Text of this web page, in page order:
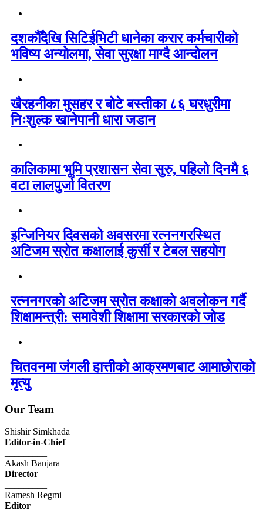
दशकौँदेखि सिटिईभिटी धानेका करार कर्मचारीको
भविष्य अन्योलमा, सेवा सुरक्षा माग्दै आन्दोलन
खैरहनीका मुसहर र बोटे बस्तीका ८६ घरधुरीमा
निःशुल्क खानेपानी धारा जडान
कालिकामा भूमि प्रशासन सेवा सुरु, पहिलो दिनमै ६
वटा लालपुर्जा वितरण
इन्जिनियर दिवसको अवसरमा रत्ननगरस्थित
अटिजम स्रोत कक्षालाई कुर्सी र टेबल सहयोग
रत्ननगरको अटिजम स्रोत कक्षाको अवलोकन गर्दै
शिक्षामन्त्री: समावेशी शिक्षामा सरकारको जोड
चितवनमा जंगली हात्तीको आक्रमणबाट आमाछोराको
मृत्यु
Our Team
Shishir Simkhada
Editor-in-Chief
Akash Banjara
Director
Ramesh Regmi
Editor